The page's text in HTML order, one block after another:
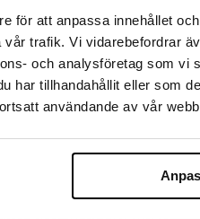
för att anpassa innehållet
trafik. Vi vidarebefordrar
och analysföretag som
har tillhandahållit eller som
användande av vår
applikator i en design man blir
de bästa fördelarna av puder
eller bronzerborste över